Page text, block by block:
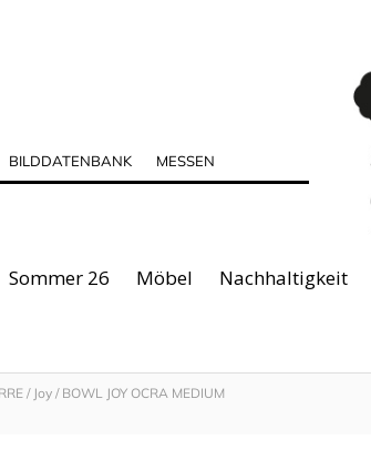
BILDDATENBANK MESSEN
Sommer 26 Möbel Nachhaltigkeit
/ Joy / BOWL JOY OCRA MEDIUM